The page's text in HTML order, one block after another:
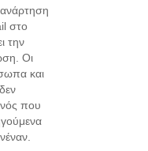
ανάρτηση
στο
την
Οι
και
που